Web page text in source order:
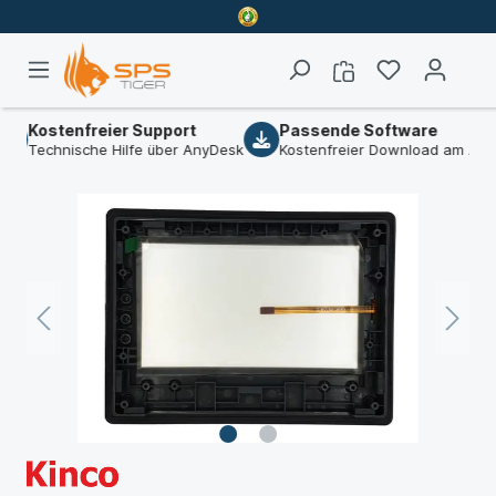
Kostenfreier Support
Technische Hilfe über AnyDesk
Passende Software
Kostenfreier Download am